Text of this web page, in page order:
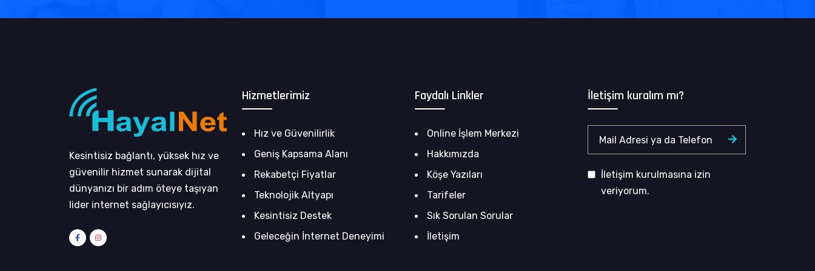
Kesintisiz bağlantı, yüksek hız ve
güvenilir hizmet sunarak dijital
dünyanızı bir adım öteye taşıyan
lider internet sağlayıcısıyız.
Hizmetlerimiz
Hız ve Güvenilirlik
Geniş Kapsama Alanı
Rekabetçi Fiyatlar
Teknolojik Altyapı
Kesintisiz Destek
Geleceğin İnternet Deneyimi
Faydalı Linkler
Online İşlem Merkezi
Hakkımızda
Köşe Yazıları
Tarifeler
Sık Sorulan Sorular
İletişim
İletişim kuralım mı?
İletişim kurulmasına izin
veriyorum.